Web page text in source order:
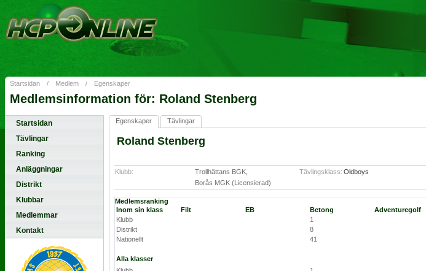
Startsidan / Medlem / Egenskaper
Medlemsinformation för: Roland Stenberg
Startsidan
Tävlingar
Ranking
Anläggningar
Distrikt
Klubbar
Medlemmar
Kontakt
Egenskaper Tävlingar
Roland Stenberg
Klubb: Trollhättans BGK
Borås MGK (Licensierad)
Tävlingsklass: Oldboys
Medlemsranking
Inom sin klass
Filt EB Betong Adventuregolf
Klubb
1
Distrikt
8
Nationellt
41
Alla klasser